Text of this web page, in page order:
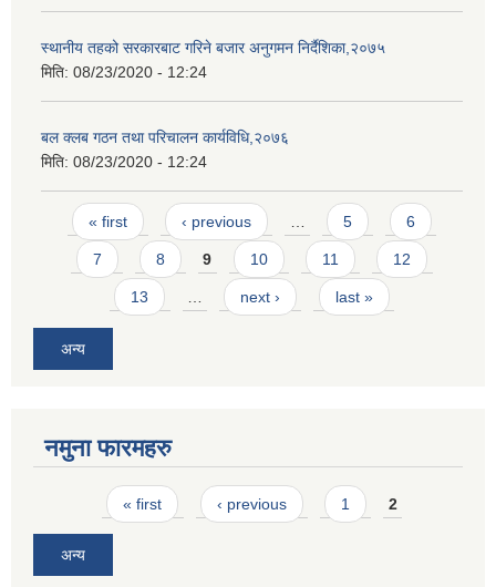
स्थानीय तहको सरकारबाट गरिने बजार अनुगमन निर्दैशिका,२०७५
मिति: 08/23/2020 - 12:24
बल क्लब गठन तथा परिचालन कार्यविधि,२०७६
मिति: 08/23/2020 - 12:24
Pages
« first ‹ previous … 5 6
7 8 9 10 11 12
13 … next › last »
अन्य
नमुना फारमहरु
Pages« first ‹ previous 1 2
अन्य